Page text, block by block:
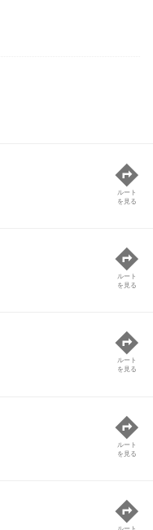
ルート
を見る
ルート
を見る
ルート
を見る
ルート
を見る